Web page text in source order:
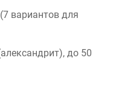
вариантов для
до 50